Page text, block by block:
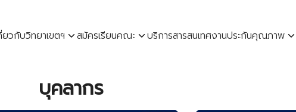
ยวกับวิทยาเขตฯ สมัครเรียนคณะ บริการสารสนเทศงานประกันคุณภาพ
บุคลากร